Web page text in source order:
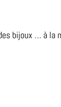
bijoux … à la